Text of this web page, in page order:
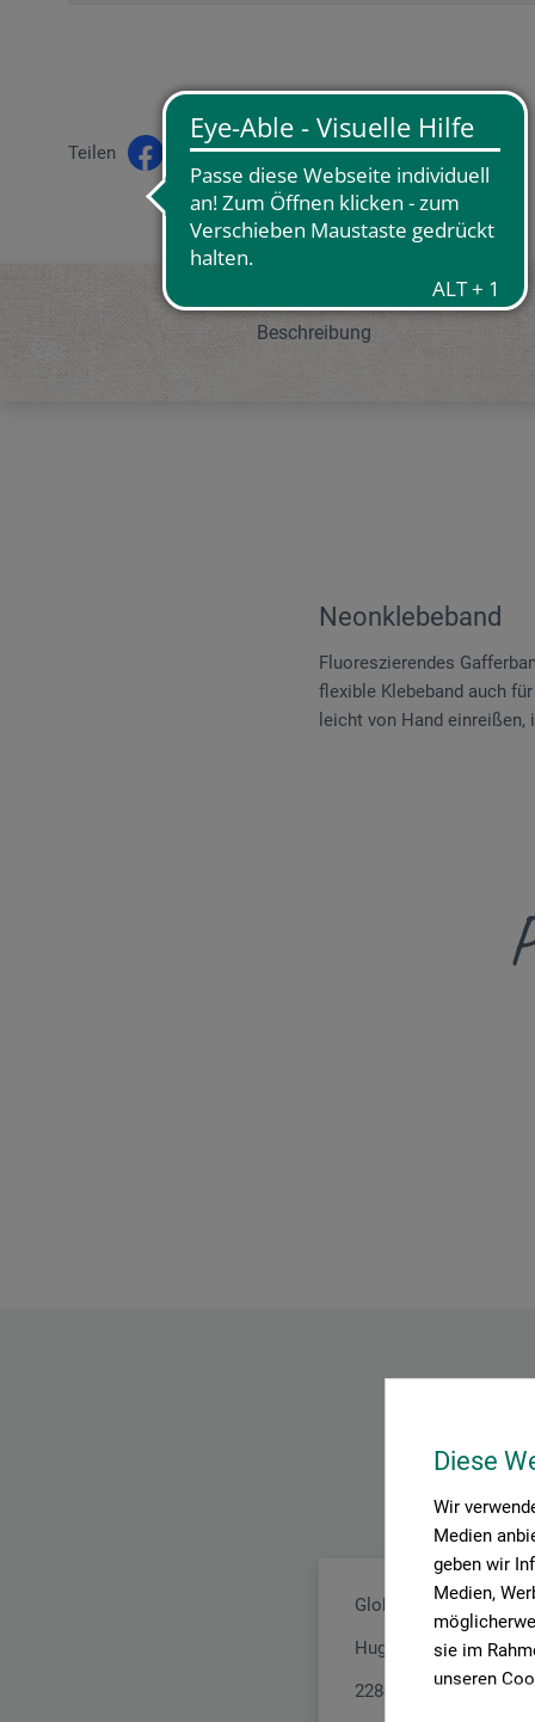
Diese
Wir
Medien
geben wir
Medien,
sie im
unseren
Teilen
Beschreibung
Neonklebeband
Fluoreszierendes
flexible Klebeband auch
leicht von Hand
Global Headquarters -
Hugo-Kirchberg-Str. 1
22848 Norderstedt